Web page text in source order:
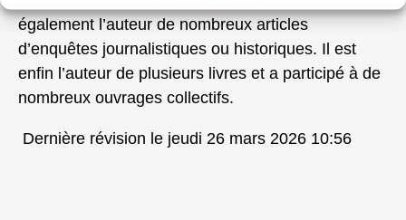
également l’auteur de nombreux articles
d’enquêtes journalistiques ou historiques. Il est
enfin l’auteur de plusieurs livres et a participé à de
nombreux ouvrages collectifs.
Dernière révision le jeudi 26 mars 2026 10:56